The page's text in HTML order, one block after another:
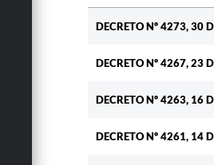
DECRETO Nº 4273, 30
DECRETO Nº 4267, 23
DECRETO Nº 4263, 16
DECRETO Nº 4261, 14